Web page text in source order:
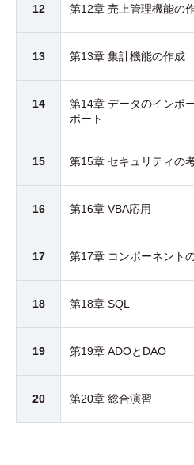
12 第12章 売上管理機能の
13 第13章 集計機能の作成
14
第14章 データのインポ
ポート
15 第15章 セキュリティの
16 第16章 VBA応用
17 第17章 コンポーネント
18 第18章 SQL
19 第19章 ADOとDAO
20 第20章 総合演習